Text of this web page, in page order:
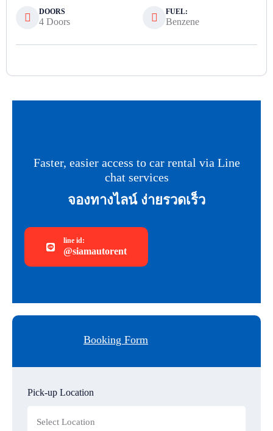
DOORS
4 Doors
FUEL:
Benzene
Faster, easier access to car rental via Line
chat services
จองทางไลน์ ง่ายรวดเร็ว
line id:
@siamautorent
Booking Form
Pick-up Location